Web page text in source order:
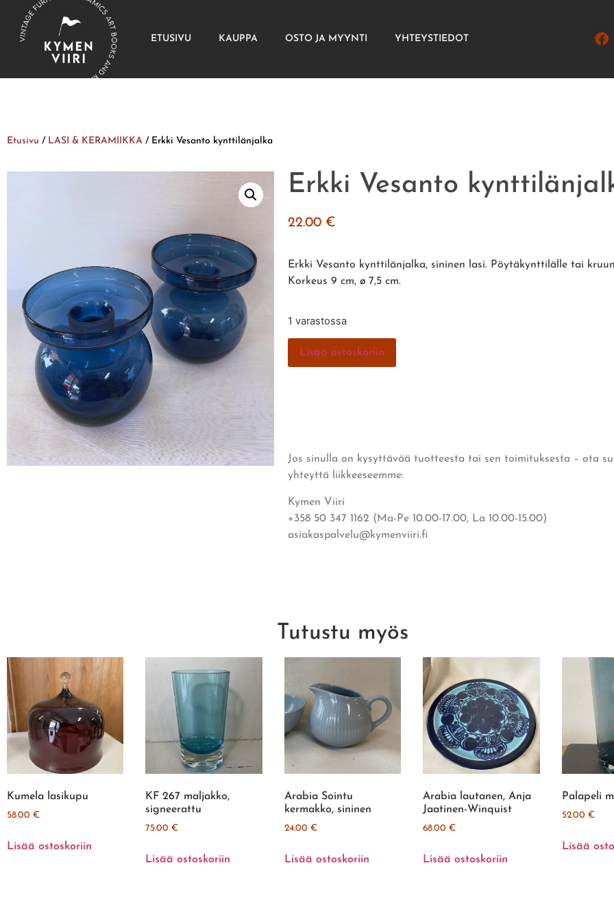
ETUSIVU KAUPPA OSTO JA MYYNTI YHTEYSTIEDOT
Etusivu / LASI & KERAMIIKKA / Erkki Vesanto kynttilänjalka
Erkki Vesanto
22.00 €
Erkki Vesanto kynttilänjalka, sininen lasi. Pöytäkynttilälle tai
Korkeus 9 cm, ø 7,5 cm.
1 varastossa
Lisää ostoskoriin
Jos sinulla on kysyttävää tuotteesta tai sen toimituksesta – ota
yhteyttä liikkeeseemme:
Kymen Viiri
+358 50 347 1162 (Ma-Pe 10.00-17.00, La 10.00-15.00)
asiakaspalvelu@kymenviiri.fi
Tutustu myös
Kumela lasikupu
58.00 €
Lisää ostoskoriin
KF 267 maljakko,
signeerattu
75.00€
Lisää ostoskoriin
Arabia Sointu
kermakko, sininen
24.00 €
Lisää ostoskoriin
Arabia lautanen, Anja
Jaatinen-Winquist
68.00€
Lisää ostoskoriin
Palapeli
52.00 €
Lisää